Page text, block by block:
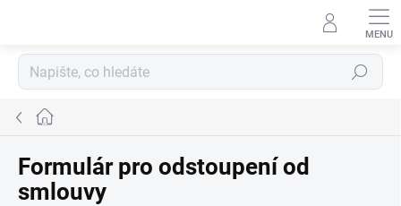
Hledat
Domů
Formulár pro odstoupení od
smlouvy